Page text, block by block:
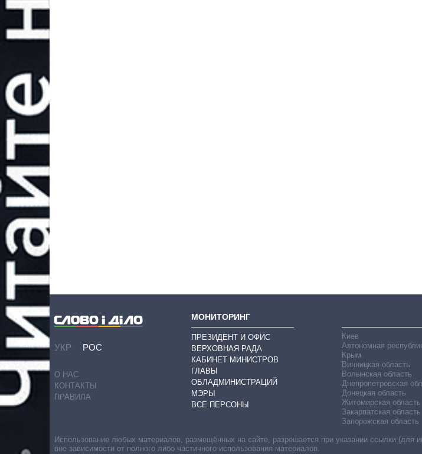
УКР РОС
О НАС
КОНТАКТЫ
ПРАВИЛА
МОНИТОРИНГ
ПРЕЗИДЕНТ И ОФИС
ВЕРХОВНАЯ РАДА
КАБИНЕТ МИНИСТРОВ
ГЛАВЫ
ОБЛАДМИНИСТРАЦИЙ
МЭРЫ
ВСЕ ПЕРСОНЫ
Киев
Автономная
Крым
Винницкая область
Волынская область
Днепропетровская
Донецкая область
Житомирская область
Закарпатская область
Запорожская область
Использование любых материалов, размещённых на сайте, разрешается при указании ссылки (для
вне зависимости от полного либо частичного использования материалов.